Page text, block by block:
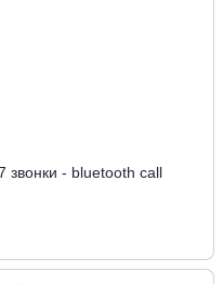
звонки - bluetooth call